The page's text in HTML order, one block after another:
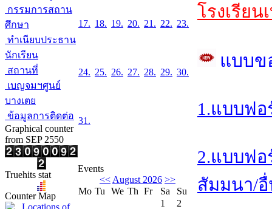
กรรมการสถาน
ศึกษา
ทำเนียบประธาน
นักเรียน
สถานที่
เบญจมฯศูนย์
บางเตย
ข้อมูลการติดต่อ
Graphical counter
from SEP 2550
Truehits stat
Counter Map
17. 18. 19. 20. 21. 22. 23.
24. 25. 26. 27. 28. 29. 30.
31.
Events
<< August 2026 >>
Mo Tu We Th Fr Sa
Su
1
2
โรงเรีย
แบบข
1.แบบฟ
2.แบบฟ
สัมมนา/